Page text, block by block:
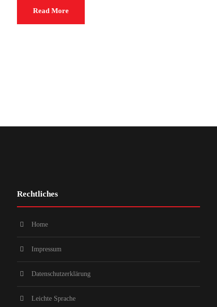
Read More
Rechtliches
Home
Impressum
Datenschutzerklärung
Leichte Sprache